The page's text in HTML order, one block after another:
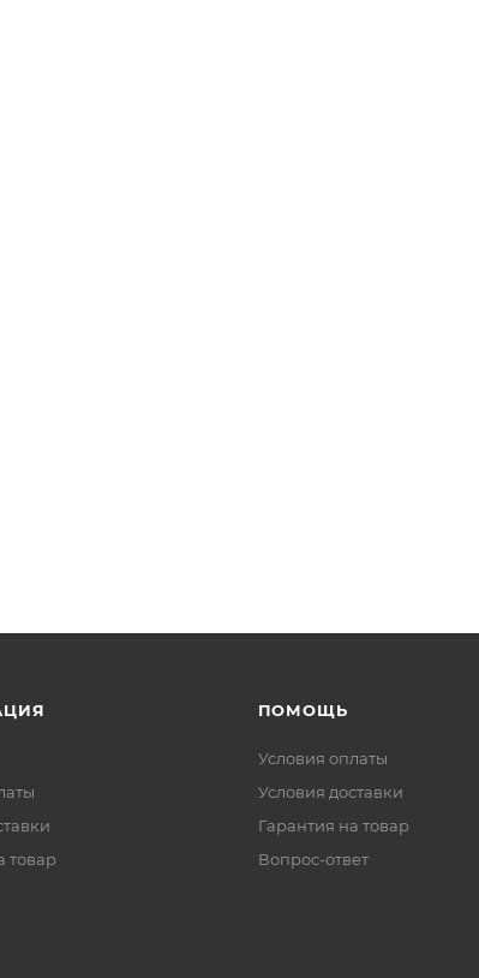
товар
ПОМОЩЬ
Условия оплаты
Условия доставки
Гарантия на товар
Вопрос-ответ